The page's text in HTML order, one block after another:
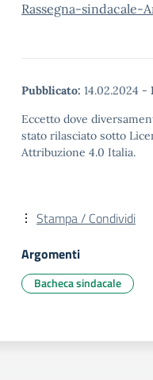
Rassegna-sindacale-
Pubblicato: 14.02.2024 -
Eccetto dove
stato rilasciato sotto
Attribuzione 4.0 Italia.
Stampa / Condividi
Argomenti
Bacheca sindacale